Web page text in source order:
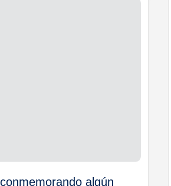
algún